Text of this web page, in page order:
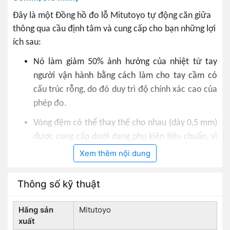
Đây là một Đồng hồ đo lỗ Mitutoyo tự động căn giữa
thông qua cầu định tâm và cung cấp cho bạn những lợi
ích sau:
Nó làm giảm 50% ảnh hưởng của nhiệt từ tay
người vận hành bằng cách làm cho tay cầm có
cấu trúc rỗng, do đó duy trì độ chính xác cao của
phép đo.
Vòng đệm có thể thay thế cho nhau (dày 0,5 mm)
được cung cấp dưới dạng phụ kiện tiêu chuẩn, vì
vậy bạn có thể bật cài đặt trong các bước nhỏ.
mang lại cho bạn độ bền và khả năng chống mài
Dải đo : 18-35mm
Xem thêm nội dung
Thông số kỹ thuật
Hãng sản
xuất
Mitutoyo